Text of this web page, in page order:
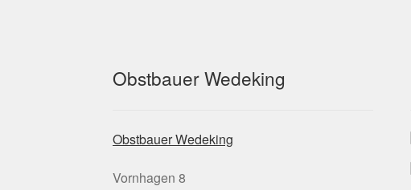
Obstbauer Wedeking
Obstbauer Wedeking
Vornhagen 8